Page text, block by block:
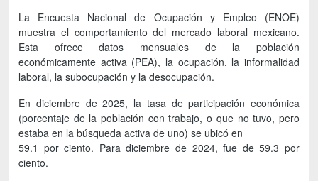
La Encuesta Nacional de Ocupación y Empleo (ENOE)
muestra el comportamiento del mercado laboral mexicano.
Esta ofrece datos mensuales de la población
económicamente activa (PEA), la ocupación, la informalidad
laboral, la subocupación y la desocupación.
En diciembre de 2025, la tasa de participación económica
(porcentaje de la población con trabajo, o que no tuvo, pero
estaba en la búsqueda activa de uno) se ubicó en
59.1 por ciento. Para diciembre de 2024, fue de 59.3 por
ciento.